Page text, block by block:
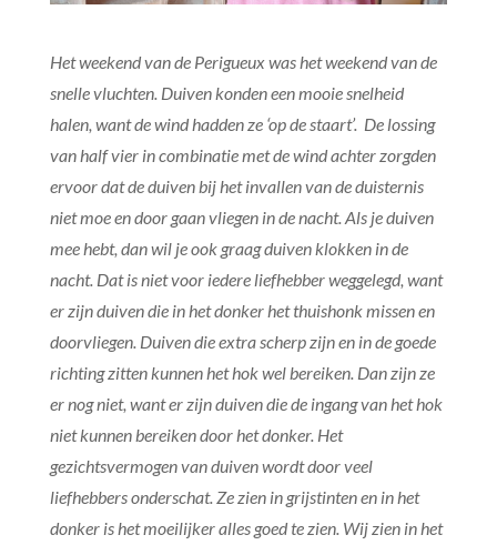
Het weekend van de Perigueux was het weekend van de
snelle vluchten. Duiven konden een mooie snelheid
halen, want de wind hadden ze ‘op de staart’. De lossing
van half vier in combinatie met de wind achter zorgden
ervoor dat de duiven bij het invallen van de duisternis
niet moe en door gaan vliegen in de nacht. Als je duiven
mee hebt, dan wil je ook graag duiven klokken in de
nacht. Dat is niet voor iedere liefhebber weggelegd, want
er zijn duiven die in het donker het thuishonk missen en
doorvliegen. Duiven die extra scherp zijn en in de goede
richting zitten kunnen het hok wel bereiken. Dan zijn ze
er nog niet, want er zijn duiven die de ingang van het hok
niet kunnen bereiken door het donker. Het
gezichtsvermogen van duiven wordt door veel
liefhebbers onderschat. Ze zien in grijstinten en in het
donker is het moeilijker alles goed te zien. Wij zien in het